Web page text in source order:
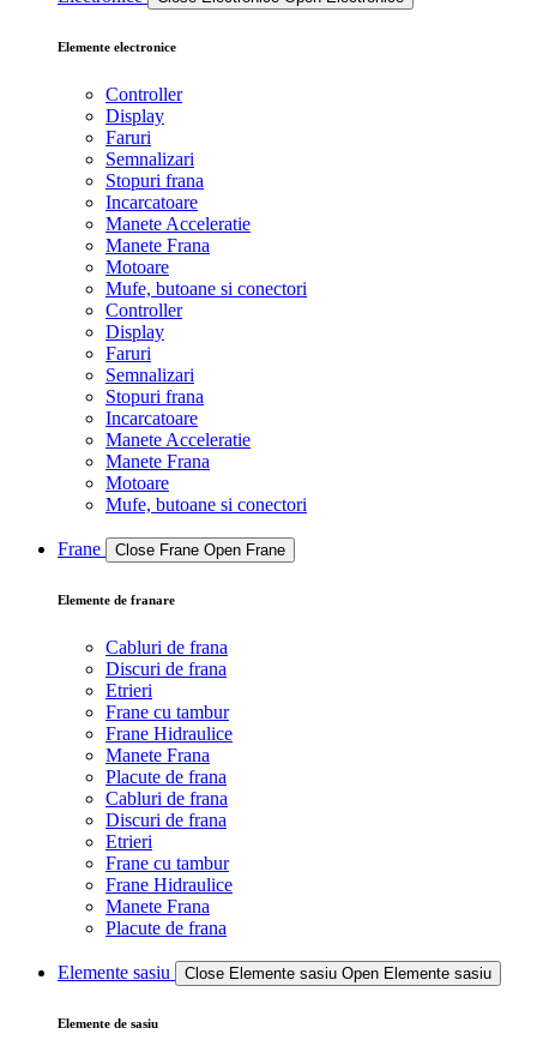
Elemente electronice
Controller
Display
Faruri
Semnalizari
Stopuri frana
Incarcatoare
Manete Acceleratie
Manete Frana
Motoare
Mufe, butoane si conectori
Controller
Display
Faruri
Semnalizari
Stopuri frana
Incarcatoare
Manete Acceleratie
Manete Frana
Motoare
Mufe, butoane si conectori
Frane Close Frane Open Frane
Elemente de franare
Cabluri de frana
Discuri de frana
Etrieri
Frane cu tambur
Frane Hidraulice
Manete Frana
Placute de frana
Cabluri de frana
Discuri de frana
Etrieri
Frane cu tambur
Frane Hidraulice
Manete Frana
Placute de frana
Elemente sasiu Close Elemente sasiu Open Elemente sasiu
Elemente de sasiu